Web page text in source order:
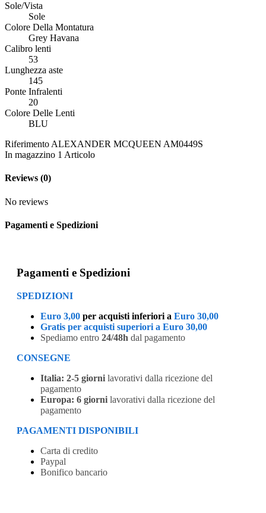
Sole/Vista
Sole
Colore Della Montatura
Grey Havana
Calibro lenti
53
Lunghezza aste
145
Ponte Infralenti
20
Colore Delle Lenti
BLU
Riferimento ALEXANDER MCQUEEN AM0449S
In magazzino 1 Articolo
Reviews (0)
No reviews
Pagamenti e Spedizioni
Pagamenti e Spedizioni
SPEDIZIONI
Euro 3,00 per acquisti inferiori a Euro 30,00
Gratis per acquisti superiori a Euro 30,00
Spediamo entro 24/48h dal pagamento
CONSEGNE
Italia: 2-5 giorni lavorativi dalla ricezione del
pagamento
Europa: 6 giorni lavorativi dalla ricezione del
pagamento
PAGAMENTI DISPONIBILI
Carta di credito
Paypal
Bonifico bancario